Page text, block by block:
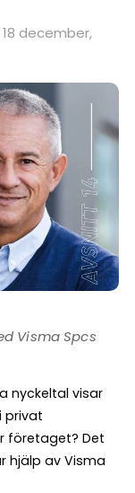
december,
Visma Spcs
nyckeltal visar
privat
företaget? Det
hjälp av Visma